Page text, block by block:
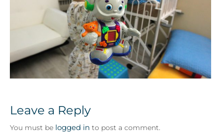
Leave a Reply
You must be logged in to post a comment.